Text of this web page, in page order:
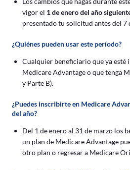
vigor el 1 de enero del año
presentado tu solicitud antes del 7
¿Quiénes pueden usar este período?
Cualquier beneficiario que ya esté
Medicare Advantage o que tenga
y Parte B).
¿Puedes inscribirte en Medicare
del año?
Del 1 de enero al 31 de marzo los
un plan de Medicare Advantage
otro plan o regresar a Medicare